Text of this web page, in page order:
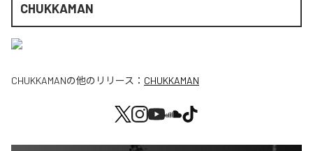
CHUKKAMAN
CHUKKAMANの他のリリース： CHUKKAMAN